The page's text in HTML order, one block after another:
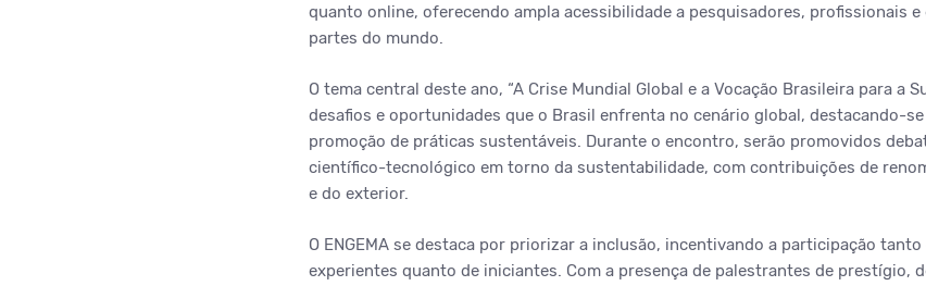
quanto online, oferecendo ampla acessibilidade a pesquisadores, profissionais
partes do mundo.
O tema central deste ano, “A Crise Mundial Global e a Vocação Brasileira para a
desafios e oportunidades que o Brasil enfrenta no cenário global, destacando-
promoção de práticas sustentáveis. Durante o encontro, serão promovidos
científico-tecnológico em torno da sustentabilidade, com contribuições de
e do exterior.
O ENGEMA se destaca por priorizar a inclusão, incentivando a participação
experientes quanto de iniciantes. Com a presença de palestrantes de prestígio,